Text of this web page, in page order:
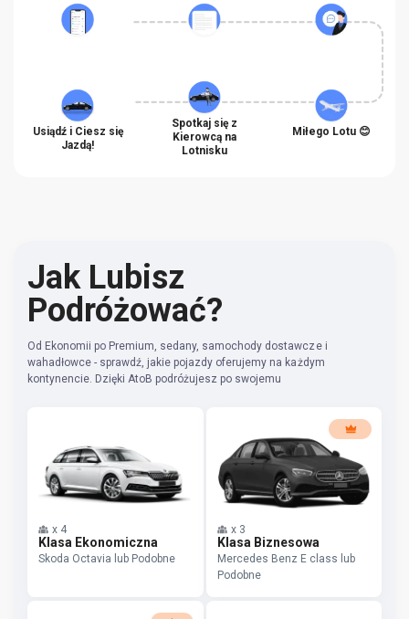
Usiądź i Ciesz się
Jazdą!
Spotkaj się z
Kierowcą na
Lotnisku
Miłego Lotu 😊
Jak Lubisz
Podróżować?
Od Ekonomii po Premium, sedany, samochody dostawcze i
wahadłowce - sprawdź, jakie pojazdy oferujemy na każdym
kontynencie. Dzięki AtoB podróżujesz po swojemu
x 4
Klasa Ekonomiczna
Skoda Octavia lub Podobne
x 3
Klasa Biznesowa
Mercedes Benz E class lub
Podobne